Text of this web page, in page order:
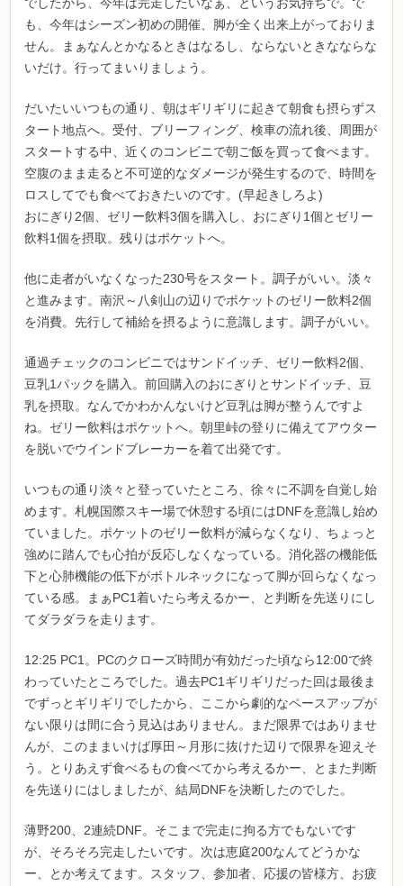
も、今年はシーズン初めの開催、脚が全く出来上がっておりま
せん。まぁなんとかなるときはなるし、ならないときなならな
いだけ。行ってまいりましょう。
だいたいいつもの通り、朝はギリギリに起きて朝食も摂らずス
タート地点へ。受付、ブリーフィング、検車の流れ後、周囲が
スタートする中、近くのコンビニで朝ご飯を買って食べます。
空腹のまま走ると不可逆的なダメージが発生するので、時間を
ロスしてでも食べておきたいのです。(早起きしろよ)
おにぎり2個、ゼリー飲料3個を購入し、おにぎり1個とゼリー
飲料1個を摂取。残りはポケットへ。
他に走者がいなくなった230号をスタート。調子がいい。淡々
と進みます。南沢～八剣山の辺りでポケットのゼリー飲料2個
を消費。先行して補給を摂るように意識します。調子がいい。
通過チェックのコンビニではサンドイッチ、ゼリー飲料2個、
豆乳1パックを購入。前回購入のおにぎりとサンドイッチ、豆
乳を摂取。なんでかわかんないけど豆乳は脚が整うんですよ
ね。ゼリー飲料はポケットへ。朝里峠の登りに備えてアウター
を脱いでウインドブレーカーを着て出発です。
いつもの通り淡々と登っていたところ、徐々に不調を自覚し始
めます。札幌国際スキー場で休憩する頃にはDNFを意識し始め
ていました。ポケットのゼリー飲料が減らなくなり、ちょっと
強めに踏んでも心拍が反応しなくなっている。消化器の機能低
下と心肺機能の低下がボトルネックになって脚が回らなくなっ
ている感。まぁPC1着いたら考えるかー、と判断を先送りにし
てダラダラを走ります。
12:25 PC1。PCのクローズ時間が有効だった頃なら12:00で終
わっていたところでした。過去PC1ギリギリだった回は最後ま
でずっとギリギリでしたから、ここから劇的なペースアップが
ない限りは間に合う見込はありません。まだ限界ではありませ
んが、このままいけば厚田～月形に抜けた辺りで限界を迎えそ
う。とりあえず食べるもの食べてから考えるかー、とまた判断
を先送りにはしましたが、結局DNFを決断したのでした。
薄野200、2連続DNF。そこまで完走に拘る方でもないです
が、そろそろ完走したいです。次は恵庭200なんてどうかな
ー、とか考えてます。スタッフ、参加者、応援の皆様方、お疲